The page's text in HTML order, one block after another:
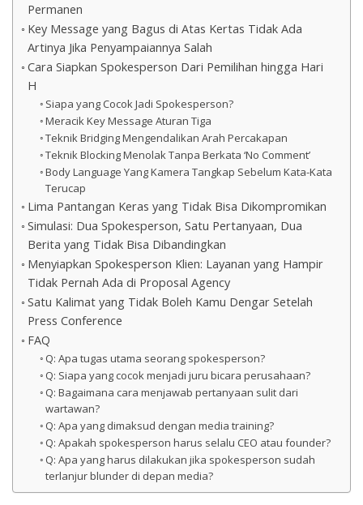
Permanen
Key Message yang Bagus di Atas Kertas Tidak Ada
Artinya Jika Penyampaiannya Salah
Cara Siapkan Spokesperson Dari Pemilihan hingga Hari
H
Siapa yang Cocok Jadi Spokesperson?
Meracik Key Message Aturan Tiga
Teknik Bridging Mengendalikan Arah Percakapan
Teknik Blocking Menolak Tanpa Berkata ‘No Comment’
Body Language Yang Kamera Tangkap Sebelum Kata-Kata
Terucap
Lima Pantangan Keras yang Tidak Bisa Dikompromikan
Simulasi: Dua Spokesperson, Satu Pertanyaan, Dua
Berita yang Tidak Bisa Dibandingkan
Menyiapkan Spokesperson Klien: Layanan yang Hampir
Tidak Pernah Ada di Proposal Agency
Satu Kalimat yang Tidak Boleh Kamu Dengar Setelah
Press Conference
FAQ
Q: Apa tugas utama seorang spokesperson?
Q: Siapa yang cocok menjadi juru bicara perusahaan?
Q: Bagaimana cara menjawab pertanyaan sulit dari
wartawan?
Q: Apa yang dimaksud dengan media training?
Q: Apakah spokesperson harus selalu CEO atau founder?
Q: Apa yang harus dilakukan jika spokesperson sudah
terlanjur blunder di depan media?